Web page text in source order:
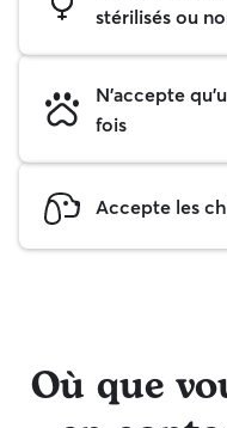
stérilisés ou
N'accepte
fois
Accepte les
Où que